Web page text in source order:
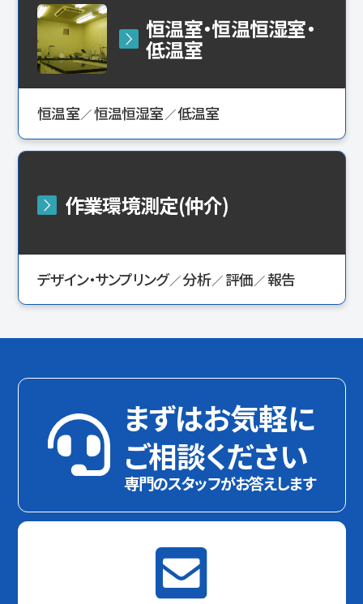
恒温室・恒温恒湿室・
低温室
恒温室 恒温恒湿室 低温室
作業環境測定(仲介)
デザイン・サンプリング 分析 評価 報告
まずはお気軽に
ご相談ください
専門のスタッフがお答えします